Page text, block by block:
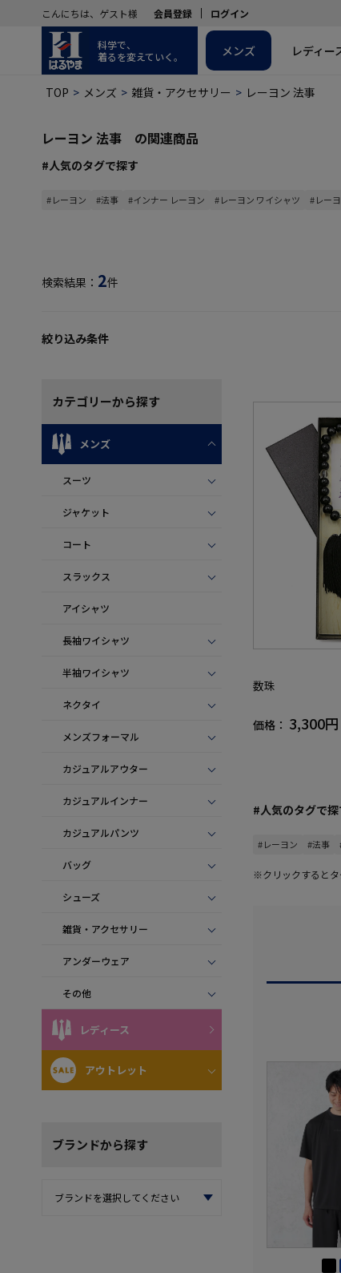
こんにちは、ゲスト様 会員登録 ログイン
科学で、
着るを変えていく。
メンズ レディー
TOP メンズ 雑貨・アクセサリー レーヨン 法事
レーヨン 法事 の関連商品
#人気のタグで探す
#レーヨン #法事 #インナー レーヨン #レーヨン ワイシャツ #レー
検索結果： 2件
絞り込み条件
カテゴリーから探す
メンズ
スーツ
ジャケット
コート
スラックス
アイシャツ
長袖ワイシャツ
半袖ワイシャツ
ネクタイ
メンズフォーマル
カジュアルアウター
カジュアルインナー
カジュアルパンツ
バッグ
シューズ
雑貨・アクセサリー
アンダーウェア
その他
レディース
アウトレット
ブランドから探す
数珠
価格： 3,300円
#人気のタグで探
#レーヨン #法事
※クリックするとタ